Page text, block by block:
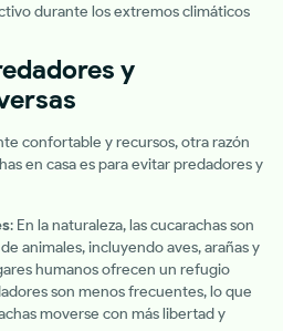
durante los extremos climáticos
y
confortable y recursos, otra razón
en casa es para evitar predadores y
: En la naturaleza, las cucarachas son
animales, incluyendo aves, arañas y
humanos ofrecen un refugio
son menos frecuentes, lo que
moverse con más libertad y